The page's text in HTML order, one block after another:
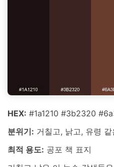
HEX: #1a1210 #3b2320
분위기: 거칠고, 낡고, 유령 같
최적 용도: 공포 책 표지